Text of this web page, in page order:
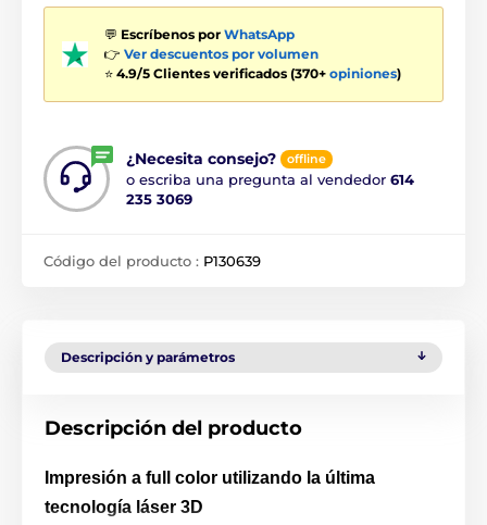
💬 Escríbenos por WhatsApp
👉 Ver descuentos por volumen
⭐ 4.9/5 Clientes verificados (370+ opiniones)
¿Necesita consejo? offline
o escriba una pregunta al vendedor 614
235 3069
Código del producto : P130639
Descripción y parámetros
Descripción del producto
Impresión a full color utilizando la última
tecnología láser 3D